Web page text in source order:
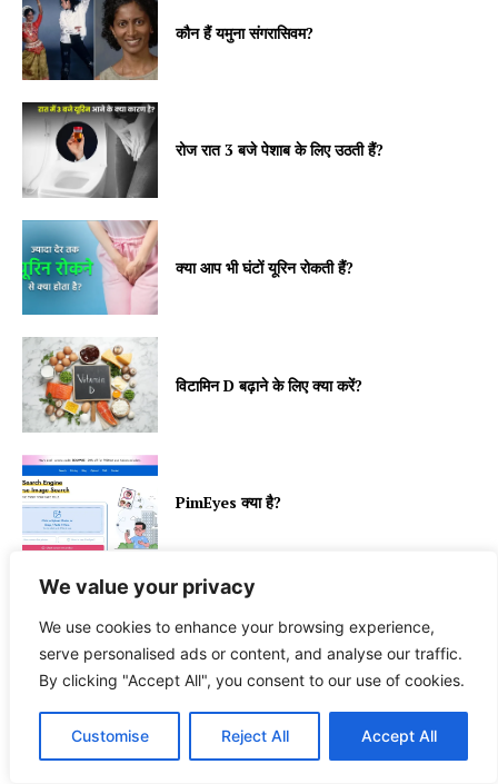
We value your privacy
We use cookies to enhance your browsing experience,
serve personalised ads or content, and analyse our traffic.
By clicking "Accept All", you consent to our use of cookies.
Customise Reject All Accept All
कौन हैं यमुना संगरासिवम?
रोज रात 3 बजे पेशाब के लिए उठती हैं?
क्या आप भी घंटों यूरिन रोकती हैं?
विटामिन D बढ़ाने के लिए क्या करें?
PimEyes क्या है?
More like this
RELATED